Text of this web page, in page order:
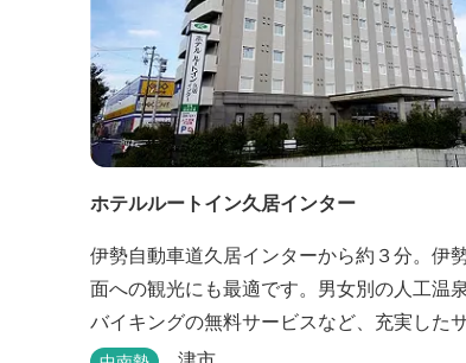
ホテルルートイン久居インター
伊勢自動車道久居インターから約３分。伊
面への観光にも最適です。男女別の人工温
バイキングの無料サービスなど、充実した
でお待ちしております。近くに多数の飲食店